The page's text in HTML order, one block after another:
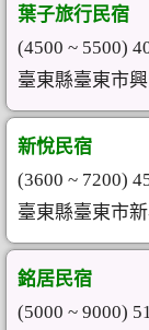
葉子旅行民宿
(4500 ~ 5500)
臺東縣臺東市
新悅民宿
(3600 ~ 7200)
臺東縣臺東市
銘居民宿
(5000 ~ 9000)